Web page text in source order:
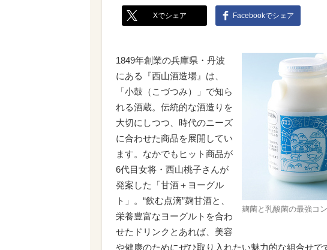
Xでシェア Facebookでシェア
麹菌と乳酸菌の最強コ
1849年創業の兵庫県・丹波
にある『西山酒造場』は、
「小鼓（こづつみ）」で知ら
れる酒蔵。伝統的な酒造りを
大切にしつつ、時代のニーズ
に合わせた商品を展開してい
ます。なかでもヒット商品が
6代目女将・西山桃子さんが
発案した「甘酒＋ヨーグル
ト」。“飲む点滴”麹甘酒と、
栄養豊富なヨーグルトを合わ
せたドリンクとあれば、美容
や健康のためにぜひ取り入れたい魅力的な組合せで